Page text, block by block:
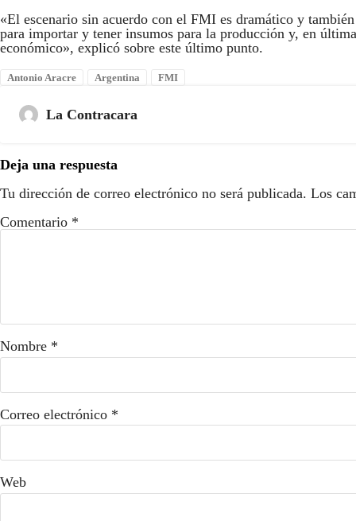
«El escenario sin acuerdo con el FMI es dramático y
para importar y tener insumos para la producción y, en
económico», explicó sobre este último punto.
Antonio Aracre Argentina FMI
La Contracara
Deja una respuesta
Tu dirección de correo electrónico no será publicada. Los
Comentario *
Nombre *
Correo electrónico *
Web